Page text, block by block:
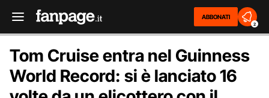
ABBONATI
2
Tom Cruise entra nel Guinness
World Record: si è lanciato 16